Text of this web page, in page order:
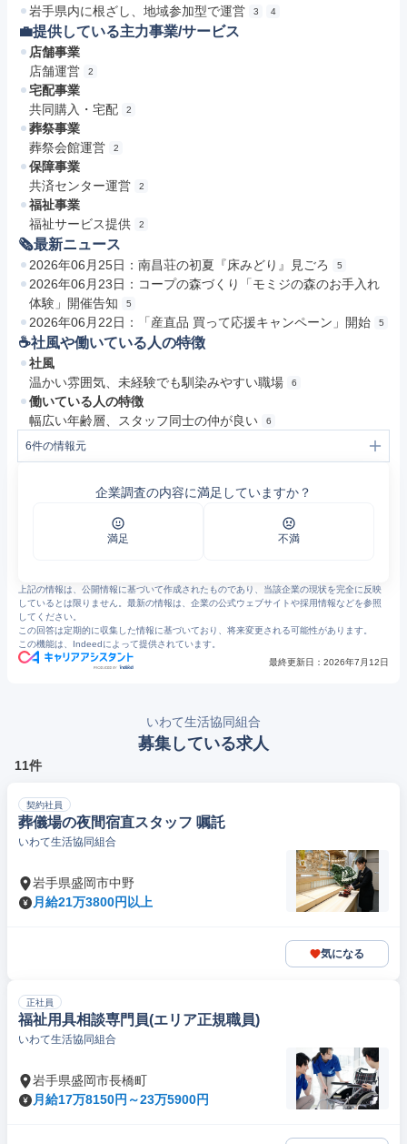
岩手県内に根ざし、地域参加型で運営 3 4
💼提供している主力事業/サービス
店舗事業
店舗運営
2
宅配事業
共同購入・宅配
2
葬祭事業
葬祭会館運営
2
保障事業
共済センター運営
2
福祉事業
福祉サービス提供
2
🗞最新ニュース
2026年06月25日：南昌荘の初夏『床みどり』見ごろ 5
2026年06月23日：コープの森づくり「モミジの森のお手入れ
体験」開催告知
5
2026年06月22日：「産直品 買って応援キャンペーン」開始 5
☕️社風や働いている人の特徴
社風
温かい雰囲気、未経験でも馴染みやすい職場
6
働いている人の特徴
幅広い年齢層、スタッフ同士の仲が良い
6
6件の情報元
https://www.iwate.coop/about/summary/now.html
プレスリリース | いわて生協
採用サイト｜いわて生活協同組合
企業調査の内容に満足していますか？
満足 不満
上記の情報は、公開情報に基づいて作成されたものであり、当該企業の現状を完全に反映
しているとは限りません。最新の情報は、企業の公式ウェブサイトや採用情報などを参照
してください。
この回答は定期的に収集した情報に基づいており、将来変更される可能性があります。
この機能は、Indeedによって提供されています。
最終更新日： 2026年7月12日
いわて生活協同組合
募集している求人
11件
契約社員
葬儀場の夜間宿直スタッフ 嘱託
いわて生活協同組合
岩手県盛岡市中野
月給21万3800円以上
気になる
正社員
福祉用具相談専門員(エリア正規職員)
いわて生活協同組合
岩手県盛岡市長橋町
月給17万8150円～23万5900円